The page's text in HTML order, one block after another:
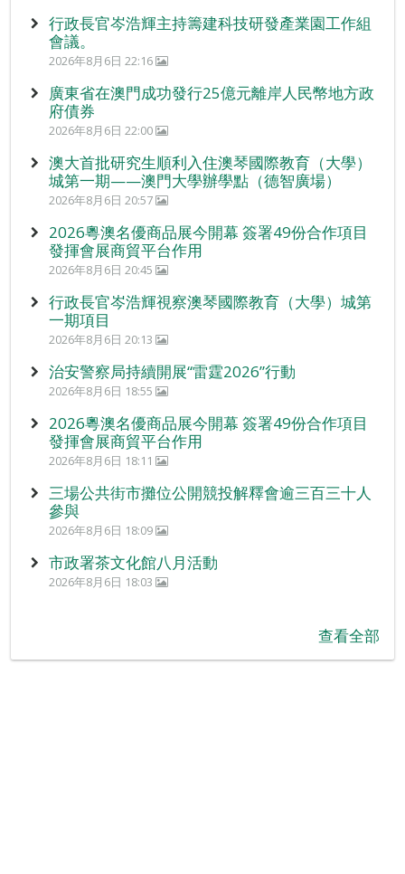
行政長官岑浩輝主持籌建科技研發產業園工作組
會議。
2026年8月6日 22:16
廣東省在澳門成功發行25億元離岸人民幣地方政
府債券
2026年8月6日 22:00
澳大首批研究生順利入住澳琴國際教育（大學）
城第一期——澳門大學辦學點（德智廣場）
2026年8月6日 20:57
2026粵澳名優商品展今開幕 簽署49份合作項目
發揮會展商貿平台作用
2026年8月6日 20:45
行政長官岑浩輝視察澳琴國際教育（大學）城第
一期項目
2026年8月6日 20:13
治安警察局持續開展“雷霆2026”行動
2026年8月6日 18:55
2026粵澳名優商品展今開幕 簽署49份合作項目
發揮會展商貿平台作用
2026年8月6日 18:11
三場公共街市攤位公開競投解釋會逾三百三十人
參與
2026年8月6日 18:09
市政署茶文化館八月活動
2026年8月6日 18:03
查看全部